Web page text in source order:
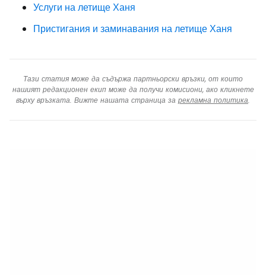
Услуги на летище Ханя
Пристигания и заминавания на летище Ханя
Тази статия може да съдържа партньорски връзки, от които
нашият редакционен екип може да получи комисиони, ако кликнете
върху връзката. Вижте нашата страница за рекламна политика.